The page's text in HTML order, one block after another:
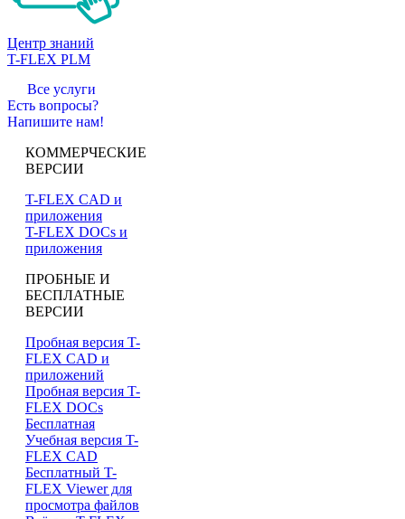
Центр знаний
T-FLEX PLM
Все услуги
Есть вопросы?
Напишите нам!
КОММЕРЧЕСКИЕ
ВЕРСИИ
T-FLEX CAD и
приложения
T-FLEX DOCs и
приложения
ПРОБНЫЕ И
БЕСПЛАТНЫЕ
ВЕРСИИ
Пробная версия T-
FLEX CAD и
приложений
Пробная версия T-
FLEX DOCs
Бесплатная
Учебная версия T-
FLEX CAD
Бесплатный T-
FLEX Viewer для
просмотра файлов